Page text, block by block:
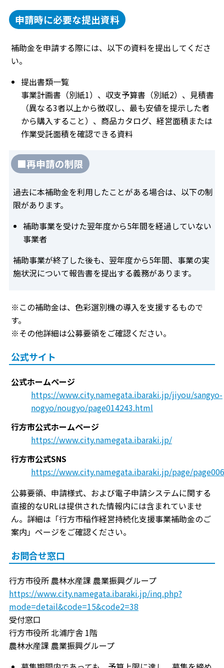
申請時に必要な提出資料
補助金を申請する際には、以下の資料を提出してくださ
い。
提出書類一覧
事業計画書（別紙1）、収支予算書（別紙2）、見積書
（異なる3者以上から徴収し、最も安値を提示した者
から購入すること）、商品カタログ、経営面積または
作業受託面積を確認できる資料
■再申請の制限
過去に本補助金を利用したことがある場合は、以下の制
限があります。
補助事業を受けた翌年度から5年間を経過していない
事業者
補助事業が終了した後も、翌年度から5年間、事業の実
施状況について報告書を提出する義務があります。
※この補助金は、色彩選別機の導入を支援するもので
す。
※その他詳細は公募要領をご確認ください。
公式サイト
公式ホームページ
https://www.city.namegata.ibaraki.jp/jiyou/sangyo-
nogyo/nougyo/page014243.html
行方市公式ホームページ
https://www.city.namegata.ibaraki.jp/
行方市公式SNS
https://www.city.namegata.ibaraki.jp/page/
公募要領、申請様式、および電子申請システムに関する
直接的なURLは提供された情報内には含まれていませ
ん。詳細は「行方市稲作経営持続化支援事業補助金のご
案内」ページをご確認ください。
お問合せ窓口
行方市役所 農林水産課 農業振興グループ
https://www.city.namegata.ibaraki.jp/inq.php?
mode=detail&code=15&code2=38
受付窓口
行方市役所 北浦庁舎 1階
農林水産課 農業振興グループ